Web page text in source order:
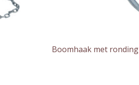
Boomhaak met ronding